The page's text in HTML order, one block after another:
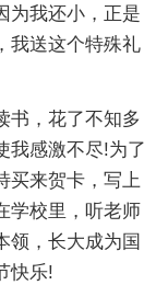
为我还小，正是
我送这个特殊礼
书，花了不知多
我感激不尽!为了
买来贺卡，写上
学校里，听老师
领，长大成为国
快乐!